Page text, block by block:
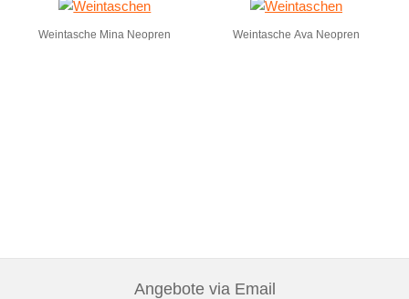
Weintasche Mina Neopren Weintasche Ava Neopren
Angebote via Email